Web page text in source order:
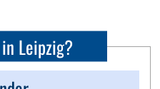
Leipzig?